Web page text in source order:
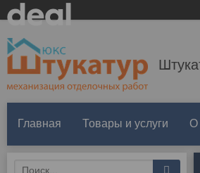
Главная Товары и услуги О